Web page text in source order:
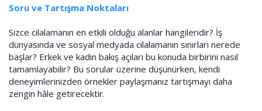
Soru ve Tartışma Noktaları
Sizce cilalamanın en etkili olduğu alanlar hangileridir? İş
dünyasında ve sosyal medyada cilalamanın sınırları nerede
başlar? Erkek ve kadın bakış açıları bu konuda birbirini nasıl
tamamlayabilir? Bu sorular üzerine düşünürken, kendi
deneyimlerinizden örnekler paylaşmanız tartışmayı daha
zengin hâle getirecektir.